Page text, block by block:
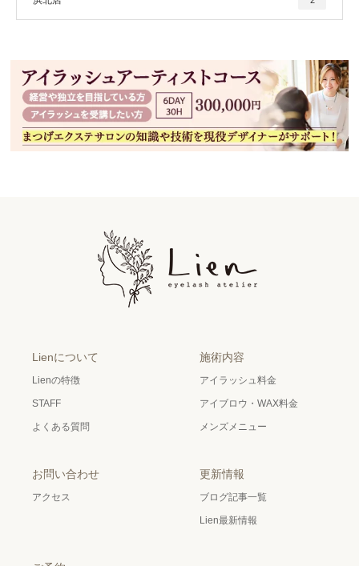
Lienについて
Lienの特徴
STAFF
よくある質問
施術内容
アイラッシュ料金
アイブロウ・WAX料金
メンズメニュー
お問い合わせ
アクセス
更新情報
ブログ記事一覧
Lien最新情報